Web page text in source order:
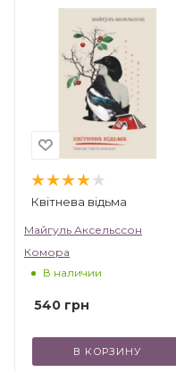
Квітнева відьма
Майгуль Аксельссон
Комора
В наличии
540 грн
В КОРЗИНУ